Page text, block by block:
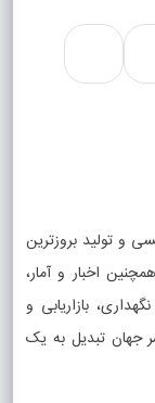
و تولید بروزترین
اخبار و آمار،
بازاریابی و
جهان تبدیل به یک